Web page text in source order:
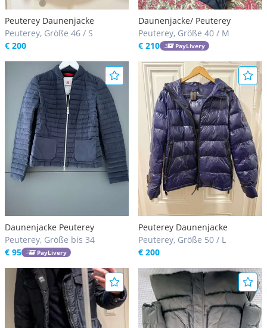
Peuterey Daunenjacke
Peuterey, Größe 46 / S
€ 200
Daunenjacke/ Peuterey
Peuterey, Größe 40 / M
€ 210
PayLivery
Daunenjacke Peuterey
Peuterey, Größe bis 34
€ 95
PayLivery
Peuterey Daunenjacke
Peuterey, Größe 50 / L
€ 200